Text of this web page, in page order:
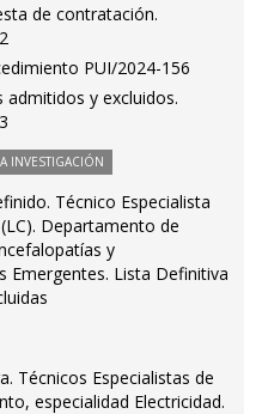
de contratación.
PUI/2024-156
admitidos y excluidos.
INVESTIGACIÓN
Técnico Especialista
Departamento de
y
Emergentes. Lista Definitiva
Técnicos Especialistas de
especialidad Electricidad.